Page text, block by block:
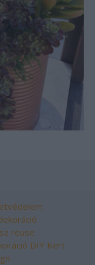
reuse
DIY Kert